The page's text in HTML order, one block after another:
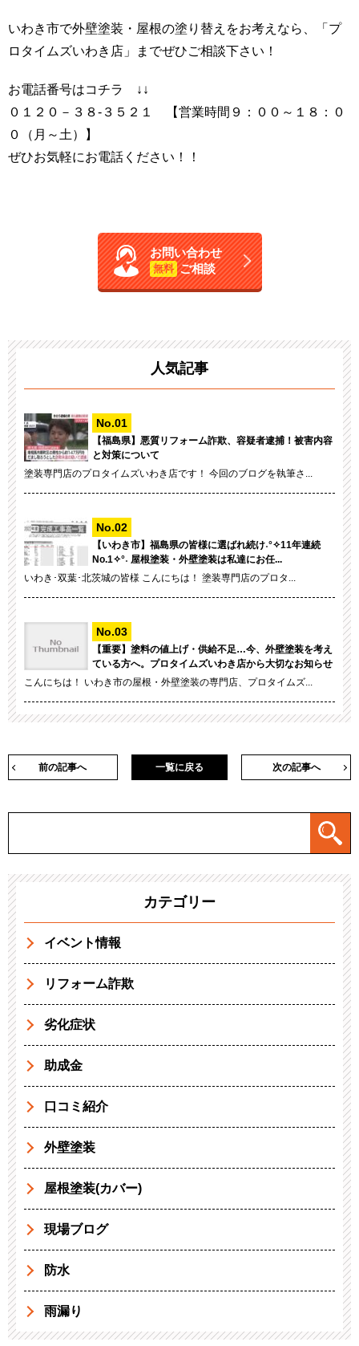
いわき市で外壁塗装・屋根の塗り替えをお考えなら、「プ
ロタイムズいわき店」までぜひご相談下さい！
お電話番号はコチラ ↓↓
０１２０－３８-３５２１ 【営業時間９：００～１８：０
０（月～土）】
ぜひお気軽にお電話ください！！
お問い合わせ
無料 ご相談
人気記事
【福島県】悪質リフォーム詐欺、容疑者逮捕！被害内容
と対策について
塗装専門店のプロタイムズいわき店です！ 今回のブログを執筆さ...
【いわき市】福島県の皆様に選ばれ続け˖°✧11年連続
No.1✧°˖ 屋根塗装・外壁塗装は私達にお任...
いわき･双葉･北茨城の皆様 こんにちは！ 塗装専門店のプロタ...
【重要】塗料の値上げ・供給不足…今、外壁塗装を考え
ている方へ。プロタイムズいわき店から大切なお知らせ
こんにちは！ いわき市の屋根・外壁塗装の専門店、プロタイムズ...
前の記事へ 次の記事へ
一覧に戻る
カテゴリー
イベント情報
リフォーム詐欺
劣化症状
助成金
口コミ紹介
外壁塗装
屋根塗装(カバー)
現場ブログ
防水
雨漏り